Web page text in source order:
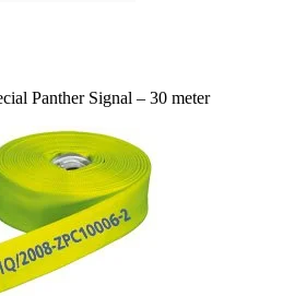
Panther Signal – 30 meter